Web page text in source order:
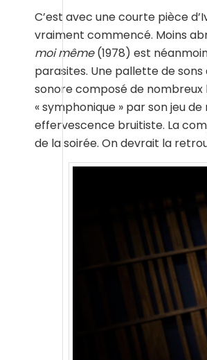
C’est avec une courte pièce
vraiment commencé. Moins
moi même(1978) est
parasites. Une pallette de
sonore composé de
« symphonique » par son jeu
effervescence bruitiste. La
de la soirée. On devrait la